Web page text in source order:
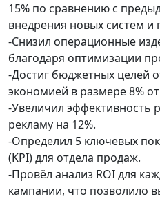
15% по сравнению с
внедрения новых систем и
-Снизил операционные
благодаря оптимизации
-Достиг бюджетных целей
экономией в размере 8%
-Увеличил эффективность
рекламу на 12%.
-Определил 5 ключевых
(KPI) для отдела продаж.
-Провёл анализ ROI для
кампании, что позволило